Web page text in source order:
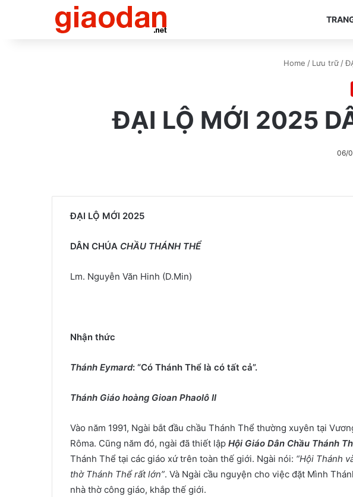
Home / Lưu trữ /
ĐẠI LỘ MỚI 2025
06/
ĐẠI LỘ MỚI 2025
DÂN CHÚA CHẦU THÁNH THỂ
Lm. Nguyễn Văn Hinh (D.Min)
Nhận thức
Thánh Eymard: “Có Thánh Thể là có tất cả”.
Thánh Giáo hoàng Gioan Phaolô II
Vào năm 1991, Ngài bắt đầu chầu Thánh Thể thường xuyên tại
Rôma. Cũng năm đó, ngài đã thiết lập Hội Giáo Dân Chầu Thánh
Thánh Thể tại các giáo xứ trên toàn thế giới. Ngài nói: “Hội Thánh
thờ Thánh Thể rất lớn”. Và Ngài cầu nguyện cho việc đặt Mình
nhà thờ công giáo, khắp thế giới.